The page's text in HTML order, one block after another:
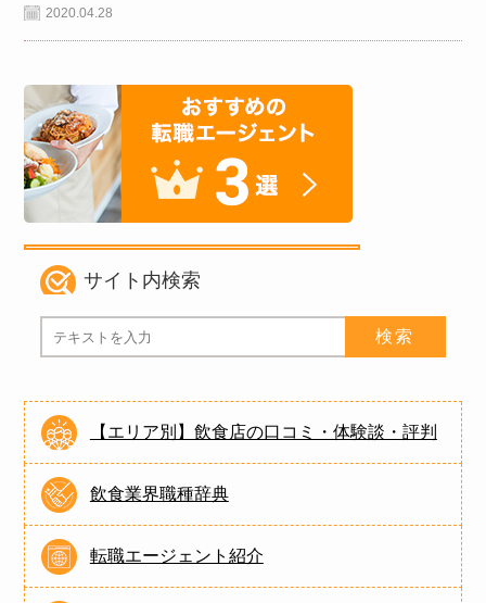
2020.04.28
サイト内検索
【エリア別】飲食店の口コミ・体験談・評判
飲食業界職種辞典
転職エージェント紹介